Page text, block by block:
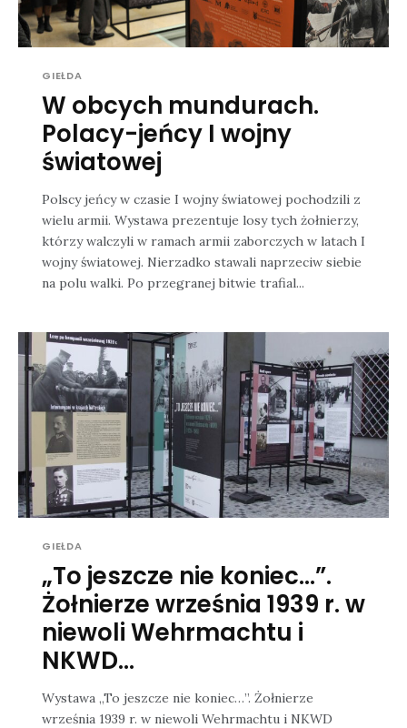
GIEŁDA
W obcych mundurach.
Polacy-jeńcy I wojny
światowej
Polscy jeńcy w czasie I wojny światowej pochodzili z
wielu armii. Wystawa prezentuje losy tych żołnierzy,
którzy walczyli w ramach armii zaborczych w latach I
wojny światowej. Nierzadko stawali naprzeciw siebie
na polu walki. Po przegranej bitwie trafial...
GIEŁDA
„To jeszcze nie koniec…”.
Żołnierze września 1939 r. w
niewoli Wehrmachtu i
NKWD...
Wystawa „To jeszcze nie koniec…”. Żołnierze
września 1939 r. w niewoli Wehrmachtu i NKWD